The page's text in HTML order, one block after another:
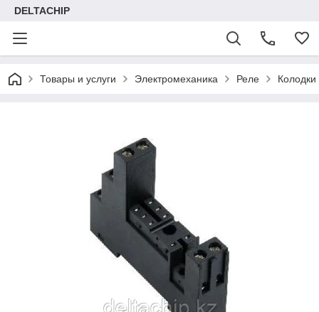
DELTACHIP
Товары и услуги Электромеханика Реле